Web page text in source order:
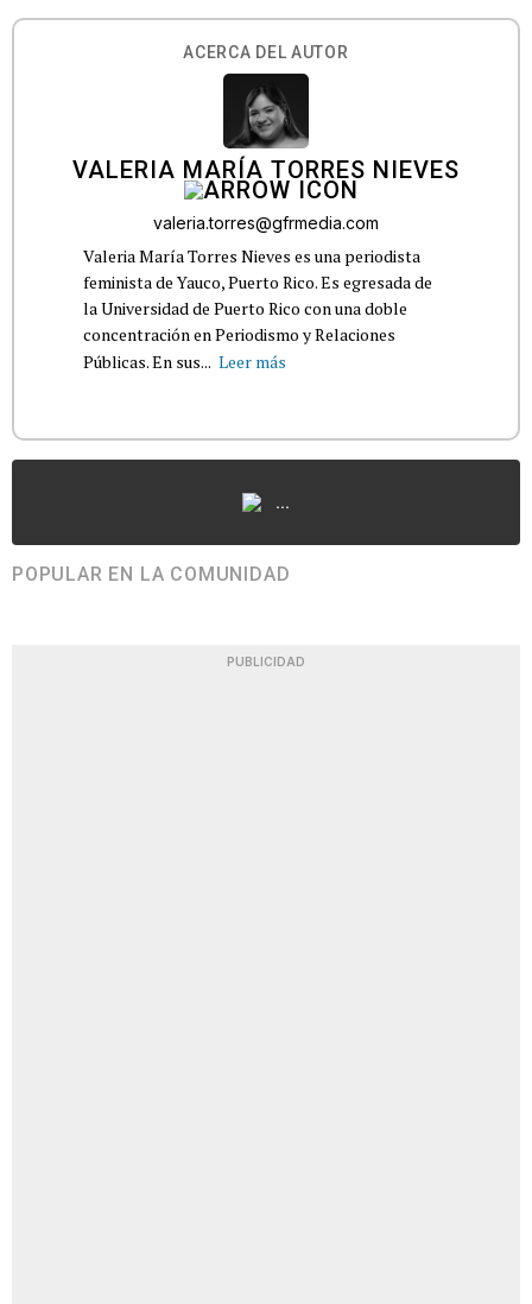
ACERCA DEL AUTOR
VALERIA MARÍA TORRES NIEVES
valeria.torres@gfrmedia.com
Valeria María Torres Nieves es una periodista
feminista de Yauco, Puerto Rico. Es egresada de
la Universidad de Puerto Rico con una doble
concentración en Periodismo y Relaciones
Públicas. En sus... Leer más
...
POPULAR EN LA COMUNIDAD
PUBLICIDAD